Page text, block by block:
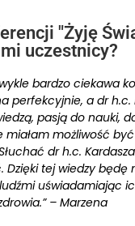
"Żyję
uczestnicy?
bardzo ciekawa
perfekcyjnie, a dr h.c.
pasją do nauki,
miałam możliwość
dr h.c.
Dzięki tej wiedzy będę
uświadamiając
– Marzena